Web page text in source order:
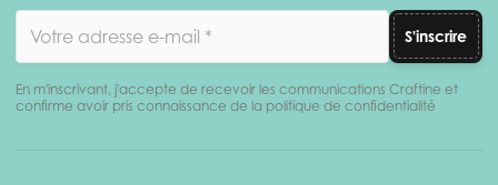
S'inscrire
En m'inscrivant, j'accepte de recevoir les communications Craftine et
confirme avoir pris connaissance de la politique de confidentialité